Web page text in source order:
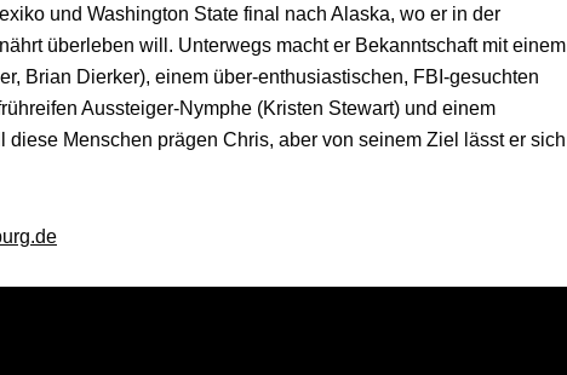
und Washington State final nach Alaska, wo er in der
überleben will. Unterwegs macht er Bekanntschaft mit einem
Brian Dierker), einem über-enthusiastischen, FBI-gesuchten
Aussteiger-Nymphe (Kristen Stewart) und einem
Menschen prägen Chris, aber von seinem Ziel lässt er sich